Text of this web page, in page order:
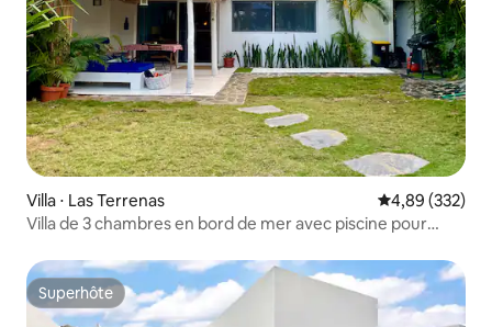
Villa ⋅ Las Terrenas Évaluation
4,89 (332)
Villa de 3 chambres en bord de mer avec piscine pour
Superhôte
Superhôte